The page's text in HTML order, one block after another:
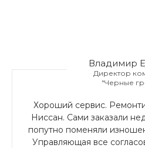
Владимир
Директор
"Черные
Хороший сервис.
Ниссан. Сами заказали
попутно поменяли
Управляющая все